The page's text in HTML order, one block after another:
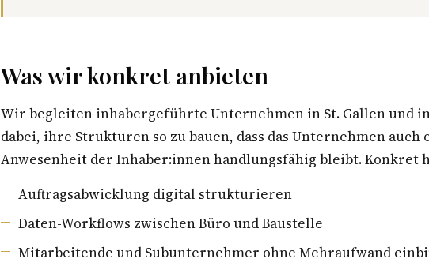
Was wir konkret anbieten
Wir begleiten inhabergeführte Unternehmen in St. Gallen und
dabei, ihre Strukturen so zu bauen, dass das Unternehmen auch
Anwesenheit der Inhaber:innen handlungsfähig bleibt. Konkret
Auftragsabwicklung digital strukturieren
Daten-Workflows zwischen Büro und Baustelle
Mitarbeitende und Subunternehmer ohne Mehraufwand